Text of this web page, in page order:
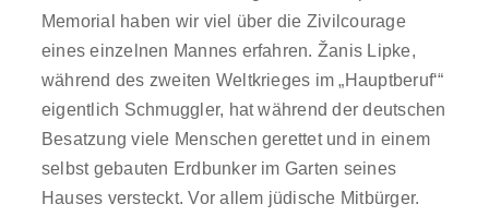
Memorial haben wir viel über die Zivilcourage
eines einzelnen Mannes erfahren. Žanis Lipke,
während des zweiten Weltkrieges im „Hauptberuf‘“
eigentlich Schmuggler, hat während der deutschen
Besatzung viele Menschen gerettet und in einem
selbst gebauten Erdbunker im Garten seines
Hauses versteckt. Vor allem jüdische Mitbürger.